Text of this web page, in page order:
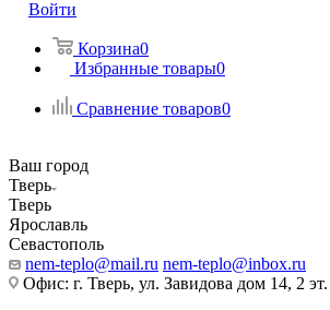
Войти
Корзина0
Избранные товары0
Сравнение товаров0
Ваш город
Тверь
Тверь
Ярославль
Севастополь
nem-teplo@mail.ru nem-teplo@inbox.ru
Офис: г. Тверь, ул. Завидова дом 14, 2 эт.